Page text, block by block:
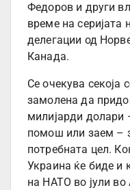
Федоров и други
време на
делегации од
Канада.
Се очекува секоја
замолена да
милијарди долари
помош или заем –
потребната цел.
Украина ќе биде и
на НАТО во јули во